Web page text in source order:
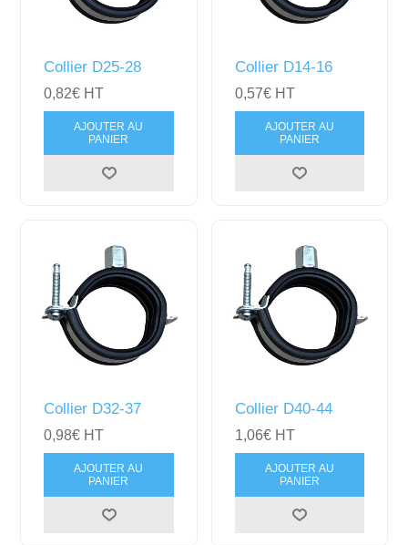
Collier D25-28
0,82€ HT
AJOUTER AU
PANIER
Collier D14-16
0,57€ HT
AJOUTER AU
PANIER
Collier D32-37
0,98€ HT
AJOUTER AU
PANIER
Collier D40-44
1,06€ HT
AJOUTER AU
PANIER